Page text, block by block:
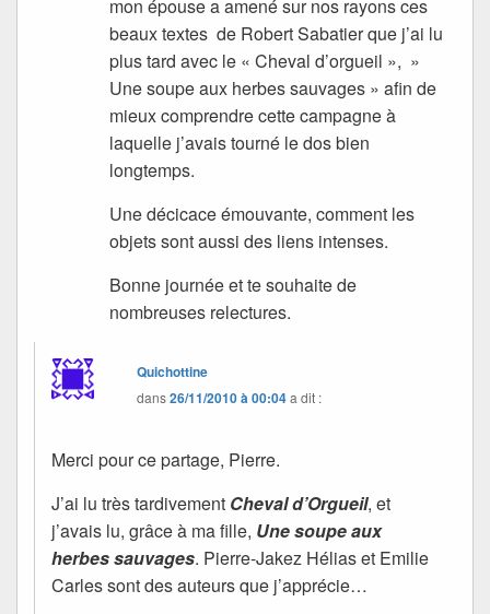
mon épouse a amené sur nos rayons ces
beaux textes de Robert Sabatier que j’ai lu
plus tard avec le « Cheval d’orgueil », »
Une soupe aux herbes sauvages » afin de
mieux comprendre cette campagne à
laquelle j’avais tourné le dos bien
longtemps.
Une décicace émouvante, comment les
objets sont aussi des liens intenses.
Bonne journée et te souhaite de
nombreuses relectures.
Quichottine
dans26/11/2010 à 00:04a dit :
Merci pour ce partage, Pierre.
J’ai lu très tardivement Cheval d’Orgueil, et
j’avais lu, grâce à ma fille, Une soupe aux
herbes sauvages. Pierre-Jakez Hélias et Emilie
Carles sont des auteurs que j’apprécie…